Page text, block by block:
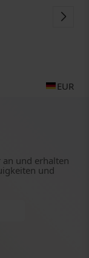
EUR
an und erhalten
und